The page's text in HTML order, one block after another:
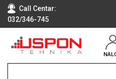
Call Centar:
032/346-745
RAČUNARI